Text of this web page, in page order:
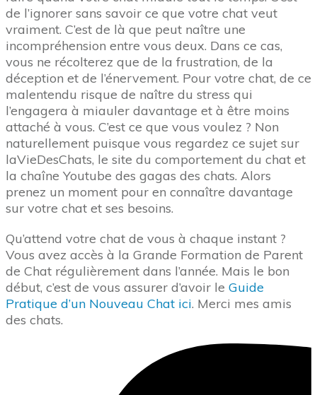
de l’ignorer sans savoir ce que votre chat veut
vraiment. C’est de là que peut naître une
incompréhension entre vous deux. Dans ce cas,
vous ne récolterez que de la frustration, de la
déception et de l’énervement. Pour votre chat, de ce
malentendu risque de naître du stress qui
l’engagera à miauler davantage et à être moins
attaché à vous. C’est ce que vous voulez ? Non
naturellement puisque vous regardez ce sujet sur
laVieDesChats, le site du comportement du chat et
la chaîne Youtube des gagas des chats. Alors
prenez un moment pour en connaître davantage
sur votre chat et ses besoins.
Qu’attend votre chat de vous à chaque instant ?
Vous avez accès à la Grande Formation de Parent
de Chat régulièrement dans l’année. Mais le bon
début, c’est de vous assurer d’avoir le Guide
Pratique d’un Nouveau Chat ici. Merci mes amis
des chats.